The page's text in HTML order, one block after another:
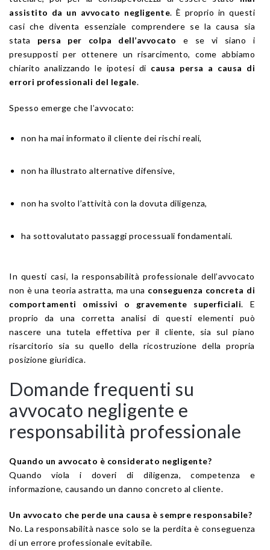
assistito da un avvocato negligente. È proprio in questi
casi che diventa essenziale comprendere se la causa sia
stata persa per colpa dell’avvocato
e se vi siano i
presupposti per ottenere un risarcimento, come abbiamo
chiarito analizzando le ipotesi di causa persa a causa di
errori professionali del legale.
Spesso emerge che l’avvocato:
non ha mai informato il cliente dei rischi reali,
non ha illustrato alternative difensive,
non ha svolto l’attività con la dovuta diligenza,
ha sottovalutato passaggi processuali fondamentali.
In questi casi, la responsabilità professionale dell’avvocato
non è una teoria astratta, ma una conseguenza concreta di
comportamenti omissivi o gravemente superficiali. E
proprio da una corretta analisi di questi elementi può
nascere una tutela effettiva per il cliente, sia sul piano
risarcitorio sia su quello della ricostruzione della propria
posizione giuridica.
Domande frequenti su
avvocato negligente e
responsabilità professionale
Quando un avvocato è considerato negligente?
Quando viola i doveri di diligenza, competenza e
informazione, causando un danno concreto al cliente.
Un avvocato che perde una causa è sempre responsabile?
No. La responsabilità nasce solo se la perdita è conseguenza
di un errore professionale evitabile.